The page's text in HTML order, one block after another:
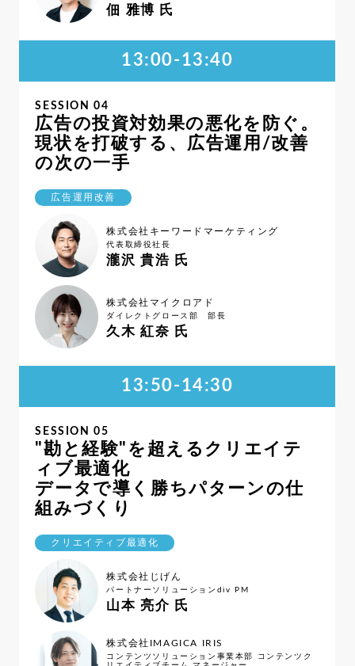
佃 雅博 氏
13:00-13:40
SESSION 04
広告の投資対効果の悪化を防ぐ。
現状を打破する、広告運用/改善
の次の一手
広告運用改善
株式会社キーワードマーケティング
代表取締役社長
瀧沢 貴浩 氏
株式会社マイクロアド
ダイレクトグロース部 部長
久木 紅奈 氏
13:50-14:30
SESSION 05
"勘と経験"を超えるクリエイテ
ィブ最適化
データで導く勝ちパターンの仕
組みづくり
クリエイティブ最適化
株式会社じげん
パートナーソリューションdiv PM
山本 亮介 氏
株式会社IMAGICA IRIS
コンテンツソリューション事業本部 コンテンツク